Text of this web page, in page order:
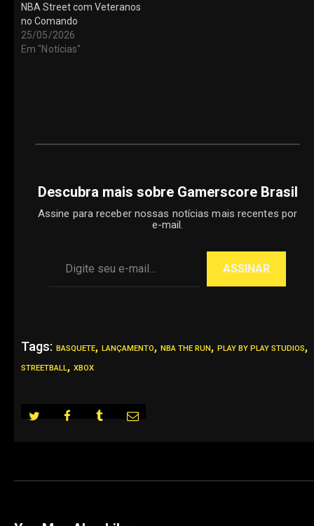
NBA Street com Veteranos
no Comando
25/05/2026
Em "Notícias"
Descubra mais sobre Gamerscore Brasil
Assine para receber nossas notícias mais recentes por
e-mail.
ASSINAR
Tags: BASQUETE, LANÇAMENTO, NBA THE RUN, PLAY BY PLAY STUDIOS,
STREETBALL, XBOX